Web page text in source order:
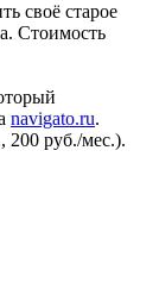
своё старое
Стоимость
navigato.ru.
200 руб./мес.).